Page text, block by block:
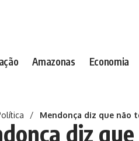
Amazonas Economia
/ Mendonça diz que não
diz